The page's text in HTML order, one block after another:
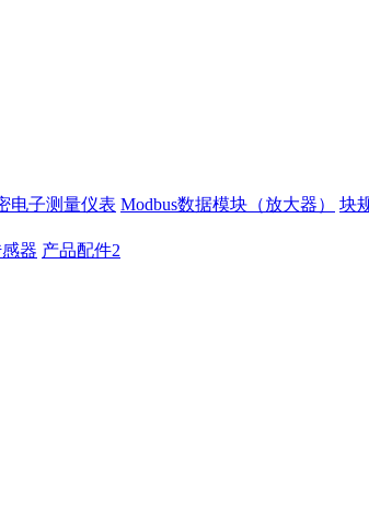
电子测量仪表 Modbus数据模块（放大器） 块
器 产品配件2